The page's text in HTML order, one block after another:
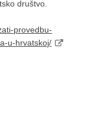
društvo.
provedbu-
u-hrvatskoj/